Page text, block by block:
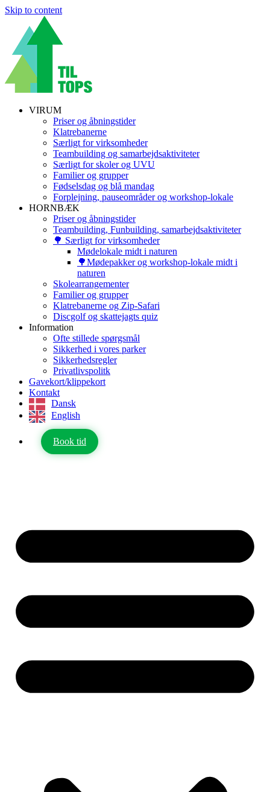
Skip to content
VIRUM
Priser og åbningstider
Klatrebanerne
Særligt for virksomheder
Teambuilding og samarbejdsaktiviteter
Særligt for skoler og UVU
Familier og grupper
Fødselsdag og blå mandag
Forplejning, pauseområder og workshop-lokale
HORNBÆK
Priser og åbningstider
Teambuilding, Funbuilding, samarbejdsaktiviteter
🌳 Særligt for virksomheder
Mødelokale midt i naturen
🌳Mødepakker og workshop-lokale midt i
naturen
Skolearrangementer
Familier og grupper
Klatrebanerne og Zip-Safari
Discgolf og skattejagts quiz
Information
Ofte stillede spørgsmål
Sikkerhed i vores parker
Sikkerhedsregler
Privatlivspolitk
Gavekort/klippekort
Kontakt
Dansk
English
Book tid